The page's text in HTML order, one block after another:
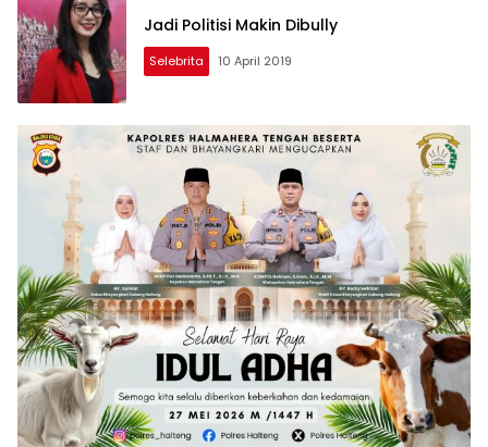
Jadi Politisi Makin Dibully
Selebrita 10 April 2019